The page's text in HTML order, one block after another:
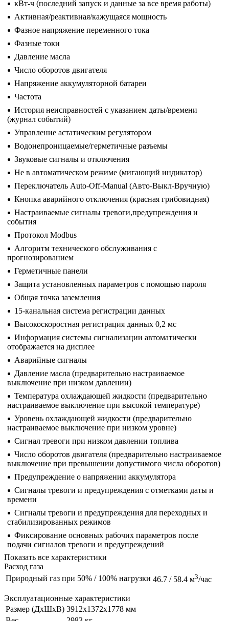
кВт-ч (последний запуск и данные за все время работы)
Активная/реактивная/кажущаяся мощность
Фазное напряжение переменного тока
Фазные токи
Давление масла
Число оборотов двигателя
Напряжение аккумуляторной батареи
Частота
История неисправностей с указанием даты/времени
(журнал событий)
Управление астатическим регулятором
Водонепроницаемые/герметичные разъемы
Звуковые сигналы и отключения
Не в автоматическом режиме (мигающий индикатор)
Переключатель Auto-Off-Manual (Авто-Выкл-Вручную)
Кнопка аварийного отключения (красная грибовидная)
Настраиваемые сигналы тревоги,предупреждения и
события
Протокол Modbus
Алгоритм технического обслуживания с
прогнозированием
Герметичные панели
Защита установленных параметров с помощью пароля
Общая точка заземления
15-канальная система регистрации данных
Высокоскоростная регистрация данных 0,2 мс
Информация системы сигнализации автоматически
отображается на дисплее
Аварийные сигналы
Давление масла (предварительно настраиваемое
выключение при низком давлении)
Температура охлаждающей жидкости (предварительно
настраиваемое выключение при высокой температуре)
Уровень охлаждающей жидкости (предварительно
настраиваемое выключение при низком уровне)
Сигнал тревоги при низком давлении топлива
Число оборотов двигателя (предварительно настраиваемое
выключение при превышении допустимого числа оборотов)
Предупреждение о напряжении аккумулятора
Сигналы тревоги и предупреждения с отметками даты и
времени
Сигналы тревоги и предупреждения для переходных и
стабилизированных режимов
Фиксирование основных рабочих параметров после
подачи сигналов тревоги и предупреждений
Показать все характеристики
Расход газа
Природный газ при 50% / 100% нагрузки 46.7 / 58.4 м3/час
Эксплуатационные характеристики
Размер (ДxШxВ) 3912x1372x1778 мм